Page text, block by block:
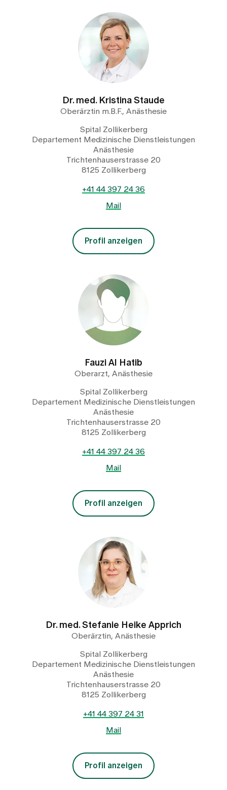
Dr. med. Kristina Staude
Oberärztin m.B.F., Anästhesie
Spital Zollikerberg
Departement Medizinische Dienstleistungen
Anästhesie
Trichtenhauserstrasse 20
8125 Zollikerberg
+41 44 397 24 36
Mail
Profil anzeigen
Fauzi Al Hatib
Oberarzt, Anästhesie
Spital Zollikerberg
Departement Medizinische Dienstleistungen
Anästhesie
Trichtenhauserstrasse 20
8125 Zollikerberg
+41 44 397 24 36
Mail
Profil anzeigen
Dr. med. Stefanie Heike Apprich
Oberärztin, Anästhesie
Spital Zollikerberg
Departement Medizinische Dienstleistungen
Anästhesie
Trichtenhauserstrasse 20
8125 Zollikerberg
+41 44 397 24 31
Mail
Profil anzeigen